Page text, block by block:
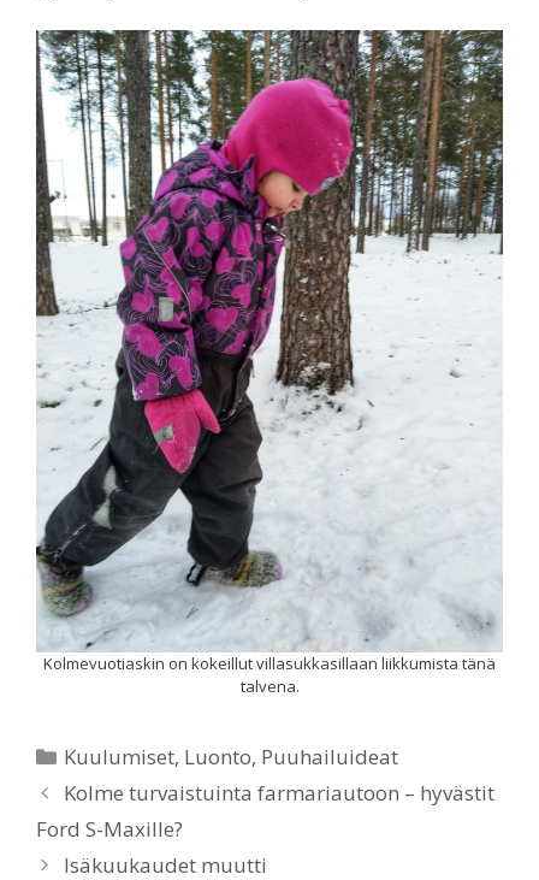
Kolmevuotiaskin on kokeillut villasukkasillaan liikkumista tänä
talvena.
Categories
Kuulumiset, Luonto, Puuhailuideat
Kolme turvaistuinta farmariautoon – hyvästit
Ford S-Maxille?
Isäkuukaudet muutti